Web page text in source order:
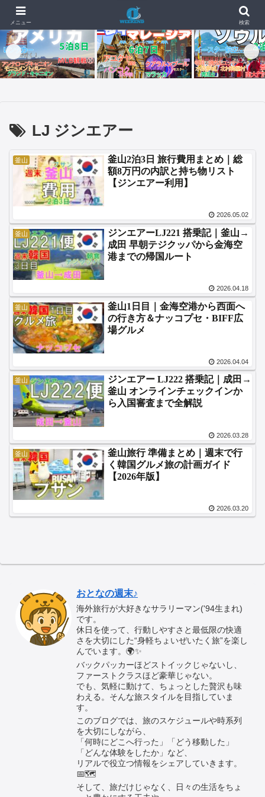
📰 新着記事🇺🇸🇬🇺【4日目・最終日】イパオビーチでモンスターバーガー、
LJ ジンエアー
釜山
釜山2泊3日 旅行費用まとめ｜総
額8万円の内訳と持ち物リスト
【ジンエアー利用】
2026.05.02
釜山
ジンエアーLJ221 搭乗記｜釜山→
成田 早朝テジクッパから金海空
港までの帰国ルート
2026.04.18
釜山
釜山1日目｜金海空港から西面へ
の行き方＆ナッコプセ・BIFF広
場グルメ
2026.04.04
釜山
ジンエアー LJ222 搭乗記｜成田→
釜山 オンラインチェックインか
ら入国審査まで全解説
2026.03.28
釜山
釜山旅行 準備まとめ｜週末で行
く韓国グルメ旅の計画ガイド
【2026年版】
2026.03.20
おとなの週末♪
海外旅行が大好きなサラリーマン('94生まれ)
です。
休日を使って、行動しやすさと最低限の快適
さを大切にした“身軽ちょいぜいたく旅”を楽し
んでいます。🌍✨
バックパッカーほどストイックじゃないし、
ファーストクラスほど豪華じゃない。
でも、気軽に動けて、ちょっとした贅沢も味
わえる。そんな旅スタイルを目指していま
す。
このブログでは、旅のスケジュールや時系列
を大切にしながら、
「何時にどこへ行った」「どう移動した」
「どんな体験をしたか」など、
リアルで役立つ情報をシェアしていきます。
📅🗺️
そして、旅だけじゃなく、日々の生活をちょ
メニュー 検索